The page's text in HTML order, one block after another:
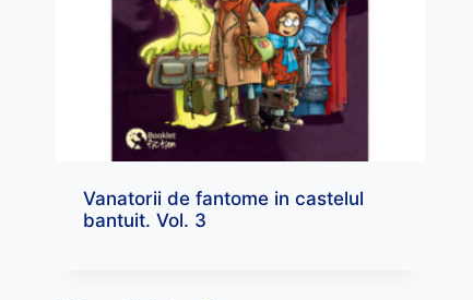
Vanatorii de fantome in castelul
bantuit. Vol. 3